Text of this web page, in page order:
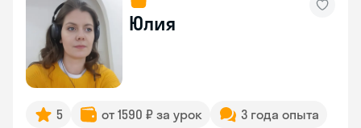
Юлия
5 от 1590 ₽ за урок
3 года опыта